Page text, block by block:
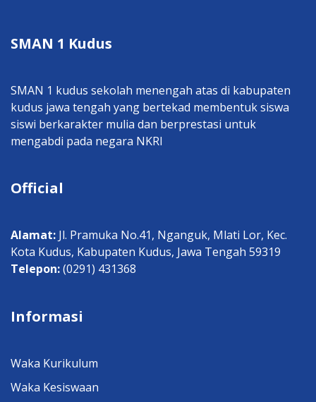
SMAN 1 Kudus
SMAN 1 kudus sekolah menengah atas di kabupaten
kudus jawa tengah yang bertekad membentuk siswa
siswi berkarakter mulia dan berprestasi untuk
mengabdi pada negara NKRI
Official
Alamat: Jl. Pramuka No.41, Nganguk, Mlati Lor, Kec.
Kota Kudus, Kabupaten Kudus, Jawa Tengah 59319
Telepon:(0291) 431368
Informasi
Waka Kurikulum
Waka Kesiswaan